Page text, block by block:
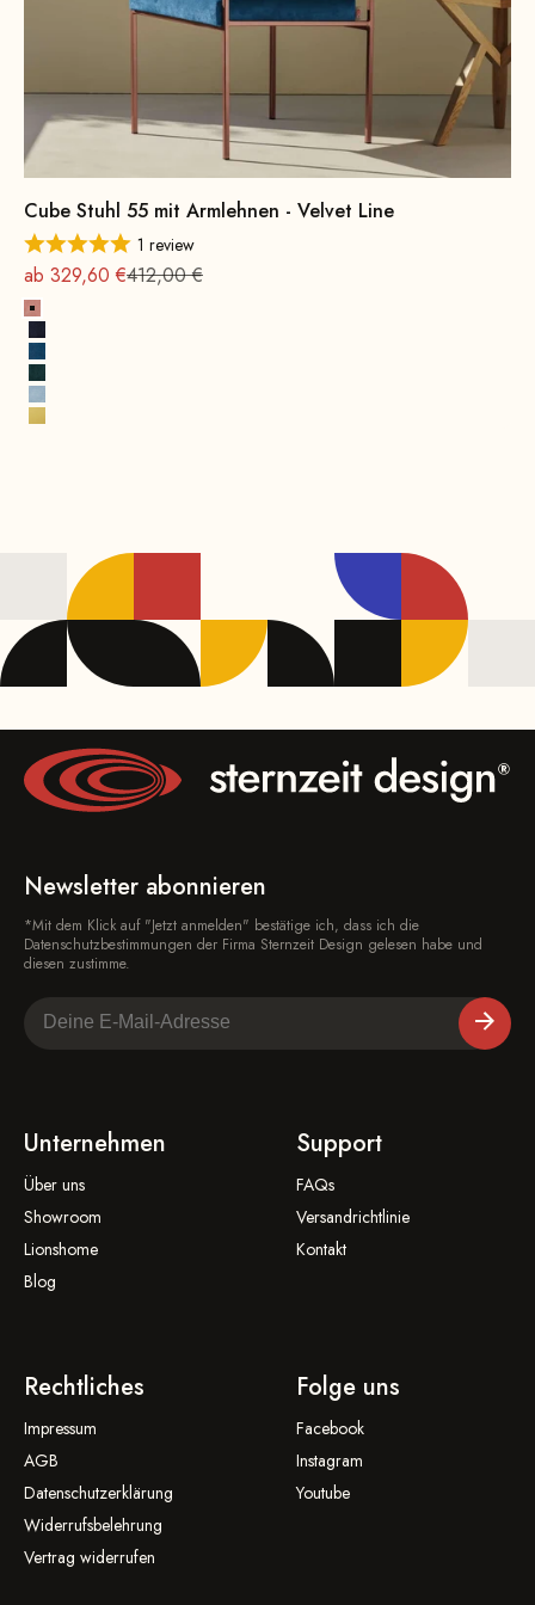
Cube Stuhl 55 mit Armlehnen - Velvet Line
1 review
Angebot
ab 329,60 €Regulärer Preis
412,00 €
Rosa
Navyblau
Royalblau
Jägergrün
Eisblau
Zitronengelb
Newsletter abonnieren
*Mit dem Klick auf "Jetzt anmelden" bestätige ich, dass ich die
Datenschutzbestimmungen der Firma Sternzeit Design gelesen habe und
diesen zustimme.
Unternehmen
Über uns
Showroom
Lionshome
Blog
Support
FAQs
Versandrichtlinie
Kontakt
Rechtliches
Impressum
AGB
Datenschutzerklärung
Widerrufsbelehrung
Vertrag widerrufen
Folge uns
Facebook
Instagram
Youtube